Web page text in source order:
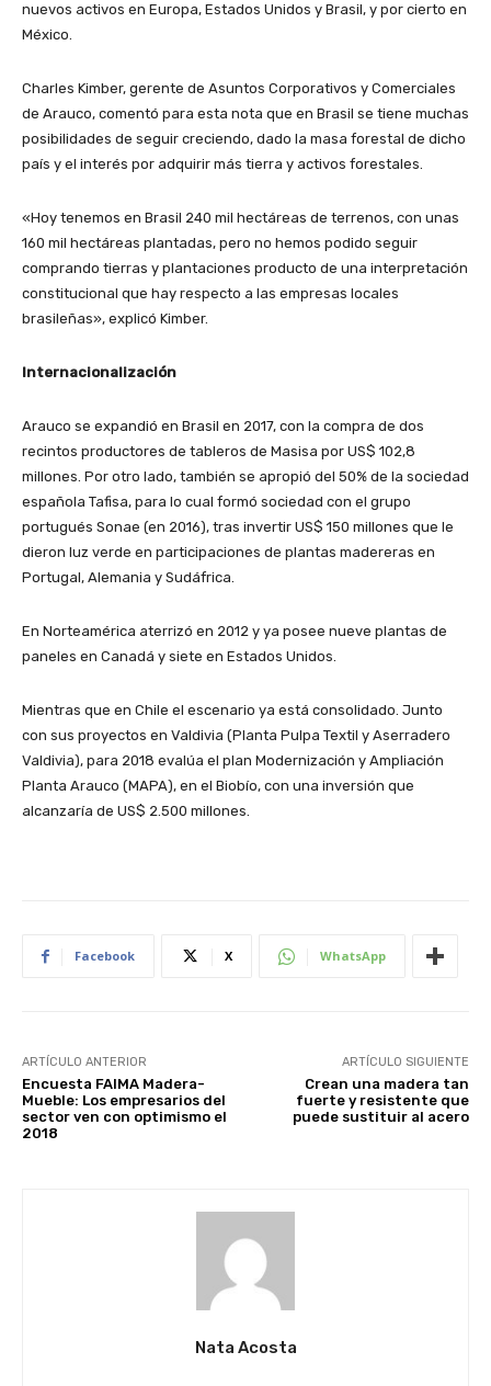
nuevos activos en Europa, Estados Unidos y Brasil, y por cierto en
México.
Charles Kimber, gerente de Asuntos Corporativos y Comerciales
de Arauco, comentó para esta nota que en Brasil se tiene muchas
posibilidades de seguir creciendo, dado la masa forestal de dicho
país y el interés por adquirir más tierra y activos forestales.
«Hoy tenemos en Brasil 240 mil hectáreas de terrenos, con unas
160 mil hectáreas plantadas, pero no hemos podido seguir
comprando tierras y plantaciones producto de una interpretación
constitucional que hay respecto a las empresas locales
brasileñas», explicó Kimber.
Internacionalización
Arauco se expandió en Brasil en 2017, con la compra de dos
recintos productores de tableros de Masisa por US$ 102,8
millones. Por otro lado, también se apropió del 50% de la sociedad
española Tafisa, para lo cual formó sociedad con el grupo
portugués Sonae (en 2016), tras invertir US$ 150 millones que le
dieron luz verde en participaciones de plantas madereras en
Portugal, Alemania y Sudáfrica.
En Norteamérica aterrizó en 2012 y ya posee nueve plantas de
paneles en Canadá y siete en Estados Unidos.
Mientras que en Chile el escenario ya está consolidado. Junto
con sus proyectos en Valdivia (Planta Pulpa Textil y Aserradero
Valdivia), para 2018 evalúa el plan Modernización y Ampliación
Planta Arauco (MAPA), en el Biobío, con una inversión que
alcanzaría de US$ 2.500 millones.
Facebook X WhatsApp
ARTÍCULO ANTERIOR
Encuesta FAIMA Madera-
Mueble: Los empresarios del
sector ven con optimismo el
2018
ARTÍCULO SIGUIENTE
Crean una madera tan
fuerte y resistente que
puede sustituir al acero
Nata Acosta